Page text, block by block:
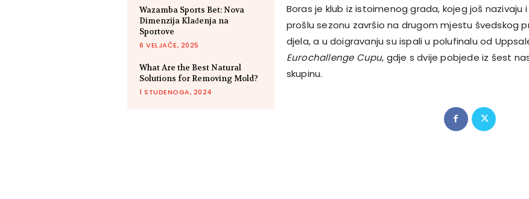
Wazamba Sports Bet: Nova
Dimenzija Klađenja na
Sportove
6 VELJAČE, 2025
What Are the Best Natural
Solutions for Removing Mold?
1 STUDENOGA, 2024
Boras je klub iz istoimenog grada, kojeg još nazivaju i
prošlu sezonu završio na drugom mjestu švedskog
djela, a u doigravanju su ispali u polufinalu od
Eurochallenge Cupu, gdje s dvije pobjede iz šest
skupinu.